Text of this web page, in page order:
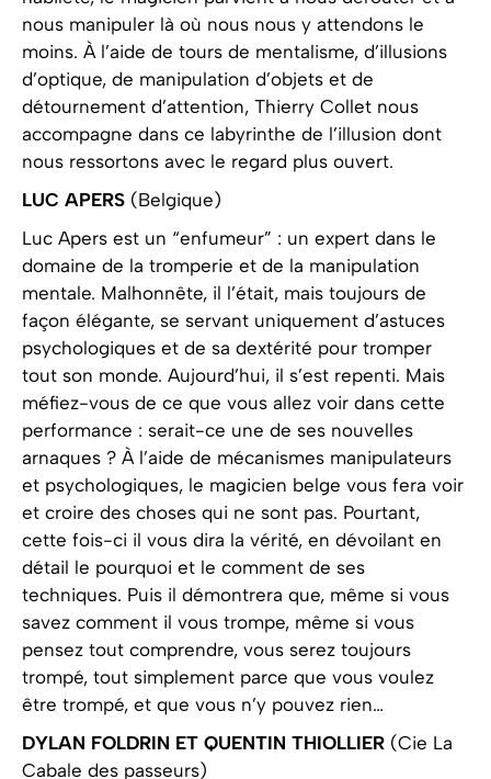
nous manipuler là où nous nous y attendons le
moins. À l’aide de tours de mentalisme, d’illusions
d’optique, de manipulation d’objets et de
détournement d’attention, Thierry Collet nous
accompagne dans ce labyrinthe de l’illusion dont
nous ressortons avec le regard plus ouvert.
LUC APERS (Belgique)
Luc Apers est un “enfumeur” : un expert dans le
domaine de la tromperie et de la manipulation
mentale. Malhonnête, il l’était, mais toujours de
façon élégante, se servant uniquement d’astuces
psychologiques et de sa dextérité pour tromper
tout son monde. Aujourd’hui, il s’est repenti. Mais
méfiez-vous de ce que vous allez voir dans cette
performance : serait-ce une de ses nouvelles
arnaques ? À l’aide de mécanismes manipulateurs
et psychologiques, le magicien belge vous fera voir
et croire des choses qui ne sont pas. Pourtant,
cette fois-ci il vous dira la vérité, en dévoilant en
détail le pourquoi et le comment de ses
techniques. Puis il démontrera que, même si vous
savez comment il vous trompe, même si vous
pensez tout comprendre, vous serez toujours
trompé, tout simplement parce que vous voulez
être trompé, et que vous n’y pouvez rien…
DYLAN FOLDRIN ET QUENTIN THIOLLIER (Cie La
Cabale des passeurs)